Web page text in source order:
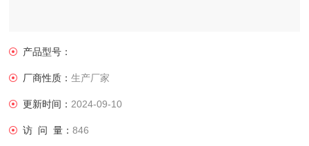
产品型号：
厂商性质：生产厂家
更新时间： 2024-09-10
访 问 量：846